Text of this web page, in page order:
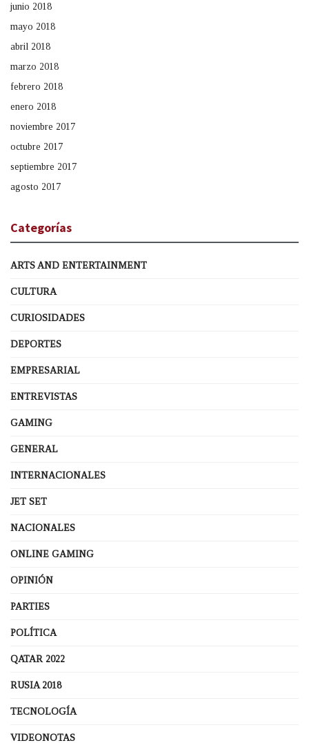
junio 2018
mayo 2018
abril 2018
marzo 2018
febrero 2018
enero 2018
noviembre 2017
octubre 2017
septiembre 2017
agosto 2017
Categorías
ARTS AND ENTERTAINMENT
CULTURA
CURIOSIDADES
DEPORTES
EMPRESARIAL
ENTREVISTAS
GAMING
GENERAL
INTERNACIONALES
JET SET
NACIONALES
ONLINE GAMING
OPINIÓN
PARTIES
POLÍTICA
QATAR 2022
RUSIA 2018
TECNOLOGÍA
VIDEONOTAS